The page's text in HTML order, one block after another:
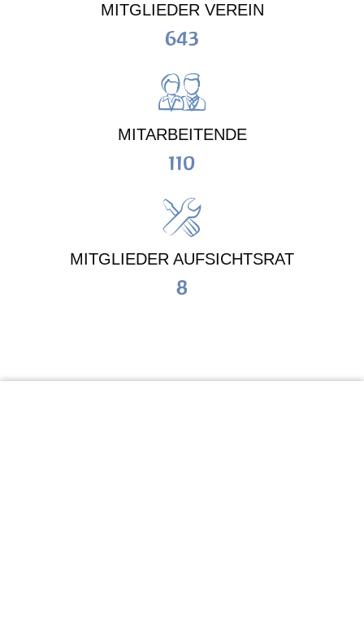
MITGLIEDER VEREIN
643
MITARBEITENDE
110
MITGLIEDER AUFSICHTSRAT
8